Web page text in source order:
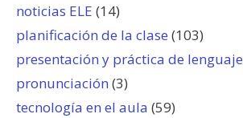
noticias ELE (14)
planificación de la clase (103)
presentación y práctica de lenguaje
pronunciación (3)
tecnología en el aula (59)